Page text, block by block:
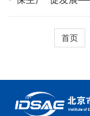
首页